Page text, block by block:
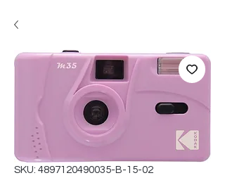
SKU: 4897120490035-B-15-02